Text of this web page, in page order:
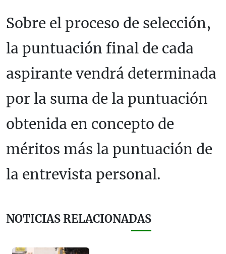
Sobre el proceso de selección,
la puntuación final de cada
aspirante vendrá determinada
por la suma de la puntuación
obtenida en concepto de
méritos más la puntuación de
la entrevista personal.
NOTICIAS RELACIONADAS